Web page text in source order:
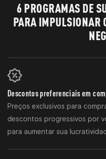
6 PROGRAMAS DE
PARA IMPULSIONAR
Descontos preferenciais em
Preços exclusivos para
descontos progressivos por
para aumentar sua